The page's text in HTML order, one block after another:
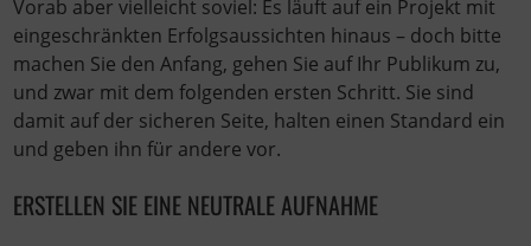
Vorab aber vielleicht soviel: Es läuft auf ein Projekt mit
eingeschränkten Erfolgsaussichten hinaus – doch bitte
machen Sie den Anfang, gehen Sie auf Ihr Publikum zu,
und zwar mit dem folgenden ersten Schritt. Sie sind
damit auf der sicheren Seite, halten einen Standard ein
und geben ihn für andere vor.
ERSTELLEN SIE EINE NEUTRALE AUFNAHME